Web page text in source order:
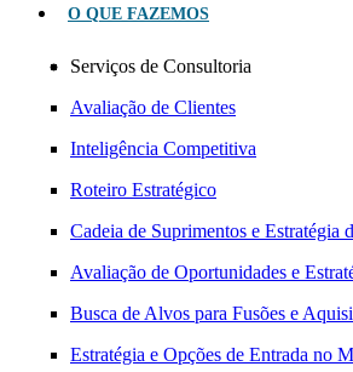
O QUE FAZEMOS
Serviços de Consultoria
Avaliação de Clientes
Inteligência Competitiva
Roteiro Estratégico
Cadeia de Suprimentos e Estratégia
Avaliação de Oportunidades e
Busca de Alvos para Fusões e
Estratégia e Opções de Entrada no